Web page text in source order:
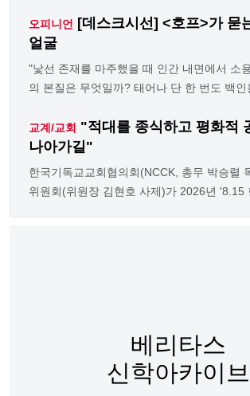
오피니언
[데스크시선] <호프>가 묻
얼굴
"낯선 존재를 마주했을 때 인간 내면에서 소
의 본질은 무엇일까? 태어나 단 한 번도 백인
교계/교회 "적대를 종식하고 평화적
나아가길"
한국기독교교회협의회(NCCK, 총무 박승렬
위원회(위원장 김현호 사제)가 2026년 '8.15
베리타스
신학아카이브